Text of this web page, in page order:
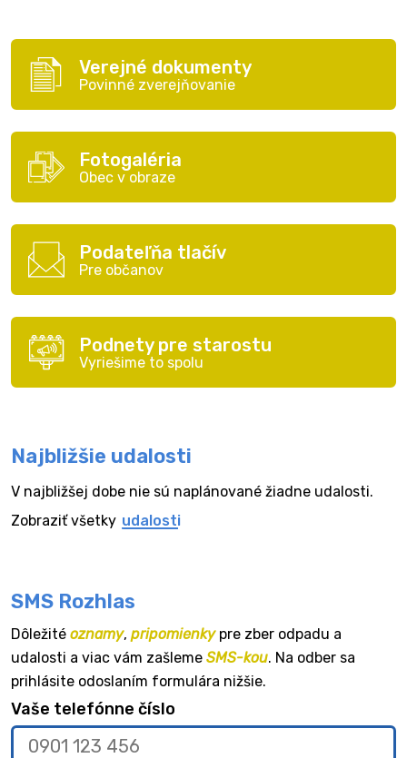
Verejné dokumenty
Povinné zverejňovanie
Fotogaléria
Obec v obraze
Podateľňa tlačív
Pre občanov
Podnety pre starostu
Vyriešime to spolu
Najbližšie udalosti
V najbližšej dobe nie sú naplánované žiadne udalosti.
Zobraziť všetky udalosti
SMS Rozhlas
Dôležité oznamy, pripomienkypre zber odpadu a
udalosti a viac vám zašleme SMS-kou. Na odber sa
prihlásite odoslaním formulára nižšie.
Vaše telefónne číslo